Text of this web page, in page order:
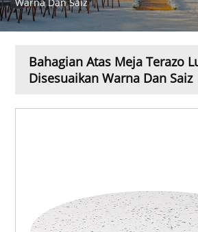
Bahagian Atas Meja Terazo
Disesuaikan Warna Dan Saiz